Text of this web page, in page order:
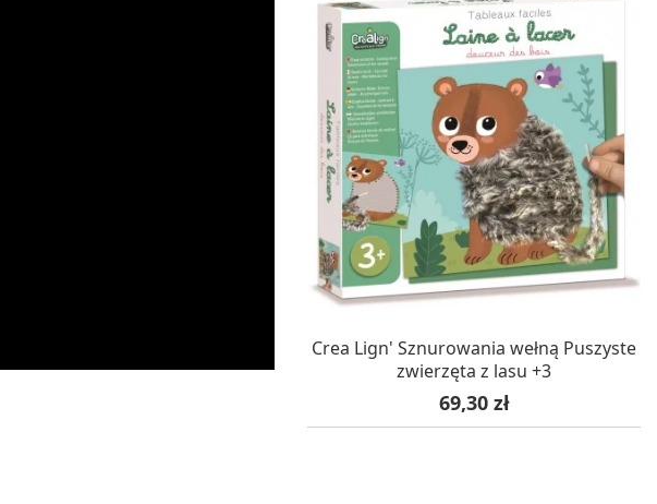
W MAGAZYNIE, DOSTAWA 24H
Crea Lign' Sznurowania wełną Puszyste
zwierzęta z lasu +3
Cena
69,30 zł